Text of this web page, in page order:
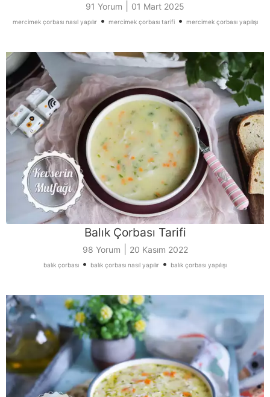
91 Yorum 01 Mart 2025
mercimek çorbası nasıl yapılır• mercimek çorbası tarifi• mercimek çorbası yapılışı
Balık Çorbası Tarifi
98 Yorum 20 Kasım 2022
balık çorbası • balık çorbası nasıl yapılır • balık çorbası yapılışı